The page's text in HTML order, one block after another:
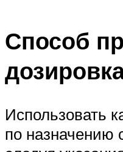
Способ
Использовать
по назначению